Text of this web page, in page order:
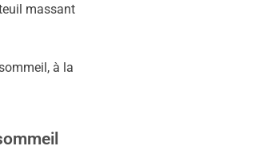
massant
à la